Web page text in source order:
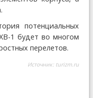
потенциальных
1 будет во многом
перелетов.
Источник: turizm.ru